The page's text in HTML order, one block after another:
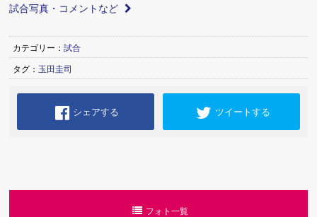
試合写真・コメントなど
カテゴリー：試合
タグ： 玉田圭司
シェアする ツイートする
フォト一覧